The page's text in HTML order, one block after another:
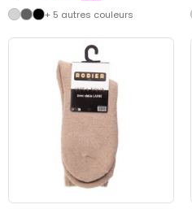
+ 5 autres couleurs